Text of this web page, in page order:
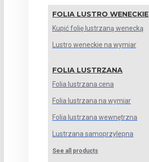
FOLIA LUSTRO WENECKIE
Kupić folię lustrzaną wenecką
Lustro weneckie na wymiar
FOLIA LUSTRZANA
Folia lustrzana cena
Folia lustrzana na wymiar
Folia lustrzana wewnętrzna
Lustrzana samoprzylepna
See all products